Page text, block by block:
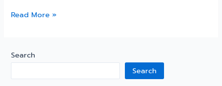
Read More »
Search
Search